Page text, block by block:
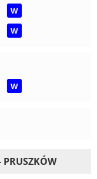
W
W
W